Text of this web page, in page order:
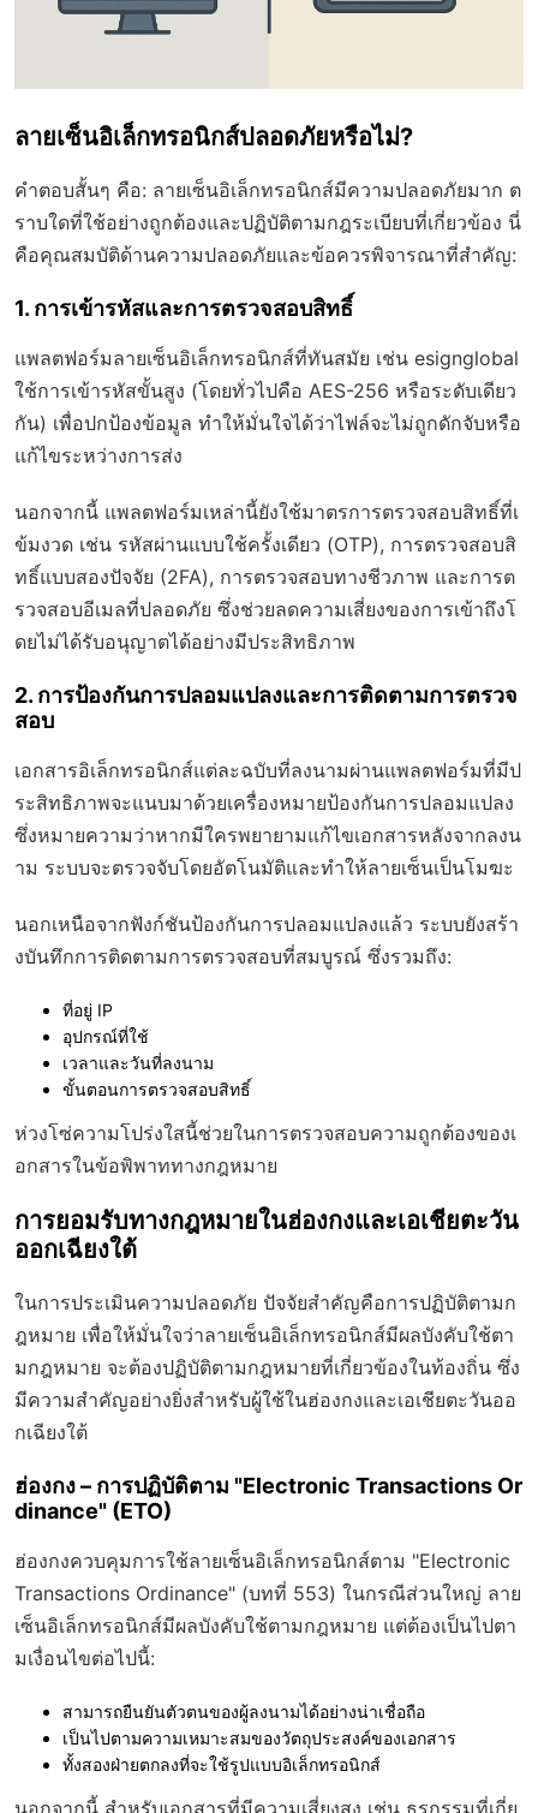
ลายเซ็นอิเล็กทรอนิกส์ปลอดภัยหรือไม่?
คำตอบสั้นๆ คือ: ลายเซ็นอิเล็กทรอนิกส์มีความปลอดภัยมาก ต
ราบใดที่ใช้อย่างถูกต้องและปฏิบัติตามกฎระเบียบที่เกี่ยวข้อง นี่
คือคุณสมบัติด้านความปลอดภัยและข้อควรพิจารณาที่สำคัญ:
1. การเข้ารหัสและการตรวจสอบสิทธิ์
แพลตฟอร์มลายเซ็นอิเล็กทรอนิกส์ที่ทันสมัย เช่น esignglobal
ใช้การเข้ารหัสขั้นสูง (โดยทั่วไปคือ AES-256 หรือระดับเดียว
กัน) เพื่อปกป้องข้อมูล ทำให้มั่นใจได้ว่าไฟล์จะไม่ถูกดักจับหรือ
แก้ไขระหว่างการส่ง
นอกจากนี้ แพลตฟอร์มเหล่านี้ยังใช้มาตรการตรวจสอบสิทธิ์ที่เ
ข้มงวด เช่น รหัสผ่านแบบใช้ครั้งเดียว (OTP), การตรวจสอบสิ
ทธิ์แบบสองปัจจัย (2FA), การตรวจสอบทางชีวภาพ และการต
รวจสอบอีเมลที่ปลอดภัย ซึ่งช่วยลดความเสี่ยงของการเข้าถึงโ
ดยไม่ได้รับอนุญาตได้อย่างมีประสิทธิภาพ
2. การป้องกันการปลอมแปลงและการติดตามการตรวจ
สอบ
เอกสารอิเล็กทรอนิกส์แต่ละฉบับที่ลงนามผ่านแพลตฟอร์มที่มีป
ระสิทธิภาพจะแนบมาด้วยเครื่องหมายป้องกันการปลอมแปลง
ซึ่งหมายความว่าหากมีใครพยายามแก้ไขเอกสารหลังจากลงน
าม ระบบจะตรวจจับโดยอัตโนมัติและทำให้ลายเซ็นเป็นโมฆะ
นอกเหนือจากฟังก์ชันป้องกันการปลอมแปลงแล้ว ระบบยังสร้า
งบันทึกการติดตามการตรวจสอบที่สมบูรณ์ ซึ่งรวมถึง:
ที่อยู่ IP
อุปกรณ์ที่ใช้
เวลาและวันที่ลงนาม
ขั้นตอนการตรวจสอบสิทธิ์
ห่วงโซ่ความโปร่งใสนี้ช่วยในการตรวจสอบความถูกต้องของเ
อกสารในข้อพิพาททางกฎหมาย
การยอมรับทางกฎหมายในฮ่องกงและเอเชียตะวัน
ออกเฉียงใต้
ในการประเมินความปลอดภัย ปัจจัยสำคัญคือการปฏิบัติตามก
ฎหมาย เพื่อให้มั่นใจว่าลายเซ็นอิเล็กทรอนิกส์มีผลบังคับใช้ตา
มกฎหมาย จะต้องปฏิบัติตามกฎหมายที่เกี่ยวข้องในท้องถิ่น ซึ่ง
มีความสำคัญอย่างยิ่งสำหรับผู้ใช้ในฮ่องกงและเอเชียตะวันออ
กเฉียงใต้
ฮ่องกง – การปฏิบัติตาม "Electronic Transactions Or
dinance" (ETO)
ฮ่องกงควบคุมการใช้ลายเซ็นอิเล็กทรอนิกส์ตาม "Electronic
Transactions Ordinance" (บทที่ 553) ในกรณีส่วนใหญ่ ลาย
เซ็นอิเล็กทรอนิกส์มีผลบังคับใช้ตามกฎหมาย แต่ต้องเป็นไปตา
มเงื่อนไขต่อไปนี้:
สามารถยืนยันตัวตนของผู้ลงนามได้อย่างน่าเชื่อถือ
เป็นไปตามความเหมาะสมของวัตถุประสงค์ของเอกสาร
ทั้งสองฝ่ายตกลงที่จะใช้รูปแบบอิเล็กทรอนิกส์
นอกจากนี้ สำหรับเอกสารที่มีความเสี่ยงสูง เช่น ธุรกรรมที่เกี่ย